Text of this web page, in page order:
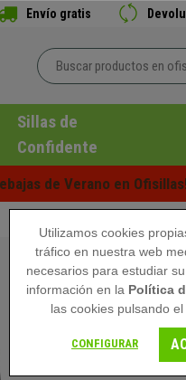
Envío gratis
Sillas de
Confidente
de Verano en
Utilizamos cookies
tráfico en nuestra web
necesarios para estudiar
información en la Política
las cookies pulsando
CONFIGURAR